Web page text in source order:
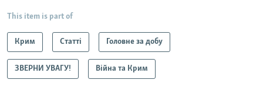
This item is part of
Крим Статті Головне за добу
ЗВЕРНИ УВАГУ! Війна та Крим